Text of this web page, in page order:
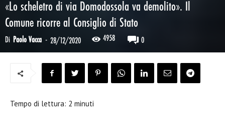
«Lo scheletro di via Domodossola va demolito». Il
Comune ricorre al Consiglio di Stato
Di Paolo Vacca - 28/12/2020 4958 0
Tempo di lettura: 2 minuti